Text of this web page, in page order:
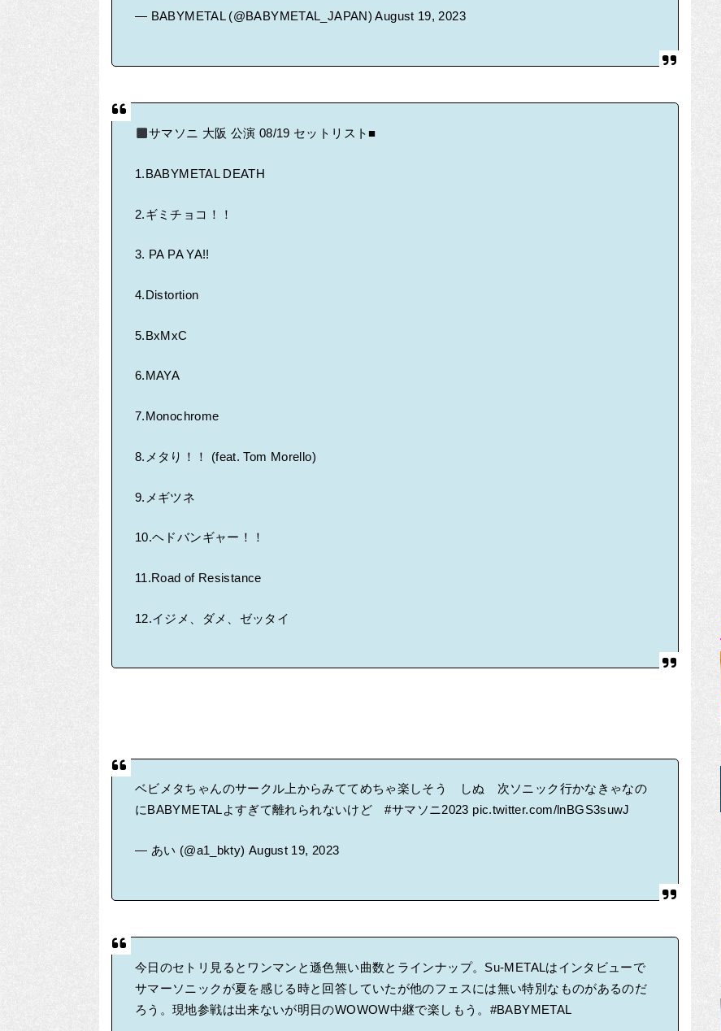
— BABYMETAL (@BABYMETAL_JAPAN)August 19, 2023
サマソニ 大阪 公演 08/19 セットリスト■
1.BABYMETAL DEATH
2.ギミチョコ！！
3. PA PA YA!!
4.Distortion
5.BxMxC
6.MAYA
7.Monochrome
8.メタり！！ (feat. Tom Morello)
9.メギツネ
10.ヘドバンギャー！！
11.Road of Resistance
12.イジメ、ダメ、ゼッタイ
ベビメタちゃんのサークル上からみててめちゃ楽しそう しぬ 次ソニック行かなきゃなの
にBABYMETALよすぎて離れられないけど#サマソニ2023 pic.twitter.com/lnBGS3suwJ
— あい (@a1_bkty) August 19, 2023
今日のセトリ見るとワンマンと遜色無い曲数とラインナップ。Su-METALはインタビューで
サマーソニックが夏を感じる時と回答していたが他のフェスには無い特別なものがあるのだ
ろう。現地参戦は出来ないが明日のWOWOW中継で楽しもう。 #BABYMETAL